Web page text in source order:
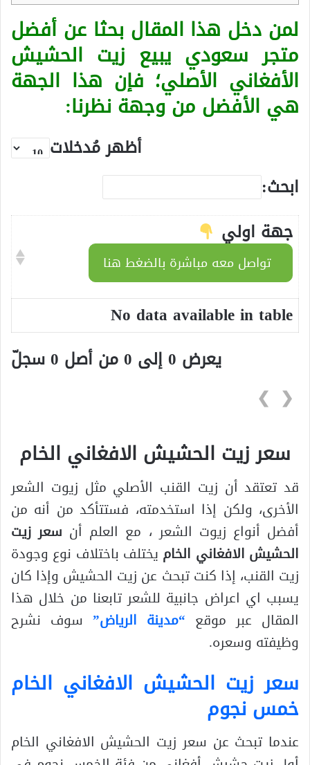
لمن دخل هذا المقال بحثا عن أفضل
متجر سعودي يبيع زيت الحشيش
الأفغاني الأصلي؛ فإن هذا الجهة
هي الأفضل من وجهة نظرنا:
أظهر مُدخلات
ابحث:
جهة اولي
تواصل معه مباشرة بالضغط هنا
No data available in table
يعرض 0 إلى 0 من أصل 0 سجلّ
❮
❯
سعر زيت الحشيش الافغاني الخام
قد تعتقد أن زيت القنب الأصلي مثل زيوت الشعر
الأخرى، ولكن إذا استخدمته، فستتأكد من أنه من
أفضل أنواع زيوت الشعر ، مع العلم أن سعر زيت
الحشيش الافغاني الخام يختلف باختلاف نوع وجودة
زيت القنب، إذا كنت تبحث عن زيت الحشيش وإذا كان
يسبب اي اعراض جانبية للشعر تابعنا من خلال هذا
المقال عبر موقع “مدينة الرياض” سوف نشرح
وظيفته وسعره.
سعر زيت الحشيش الافغاني الخام
خمس نجوم
عندما تبحث عن سعر زيت الحشيش الافغاني الخام